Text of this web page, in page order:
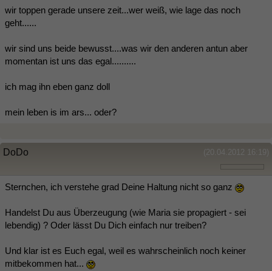
wir toppen gerade unsere zeit...wer weiß, wie lage das noch
geht......
wir sind uns beide bewusst....was wir den anderen antun aber
momentan ist uns das egal..........
ich mag ihn eben ganz doll
mein leben is im ars... oder?
(20.04.2012 16:19)
DoDo
Sternchen, ich verstehe grad Deine Haltung nicht so ganz
Handelst Du aus Überzeugung (wie Maria sie propagiert - sei
lebendig) ? Oder lässt Du Dich einfach nur treiben?
Und klar ist es Euch egal, weil es wahrscheinlich noch keiner
mitbekommen hat...